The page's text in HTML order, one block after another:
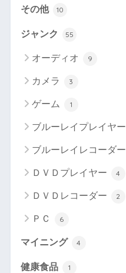
その他 10
ジャンク 55
オーディオ 9
カメラ 3
ゲーム 1
ブルーレイプレイヤー
ブルーレイレコーダー
ＤＶＤプレイヤー 4
ＤＶＤレコーダー 2
ＰＣ 6
マイニング 4
健康食品 1